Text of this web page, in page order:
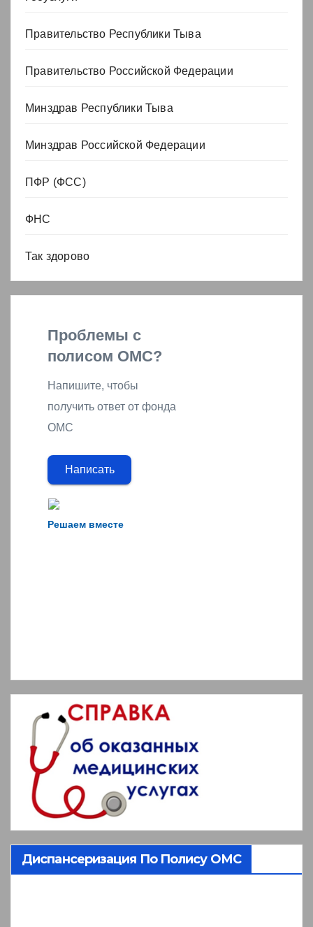
Правительство Республики Тыва
Правительство Российской Федерации
Минздрав Республики Тыва
Минздрав Российской Федерации
ПФР (ФСС)
ФНС
Так здорово
Решаем вместе
Проблемы с
полисом ОМС?
Напишите, чтобы
получить ответ от фонда
ОМС
Написать
Диспансеризация По Полису ОМС